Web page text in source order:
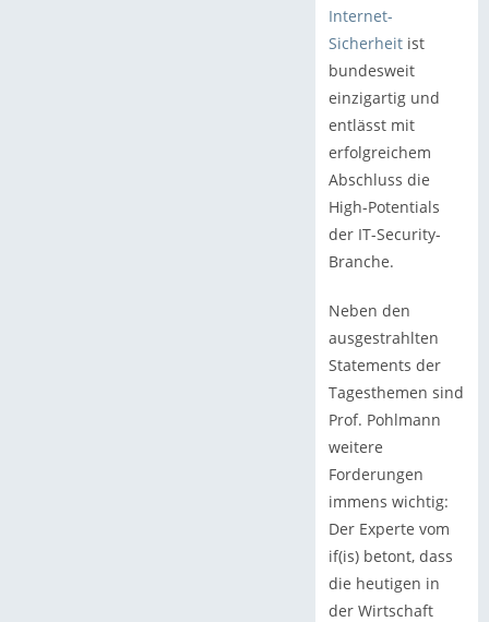
Internet-
Sicherheitist
bundesweit
einzigartig und
entlässt mit
erfolgreichem
Abschluss die
High-Potentials
der IT-Security-
Branche.
Neben den
ausgestrahlten
Statements der
Tagesthemen sind
Prof. Pohlmann
weitere
Forderungen
immens wichtig:
Der Experte vom
if(is) betont, dass
die heutigen in
der Wirtschaft